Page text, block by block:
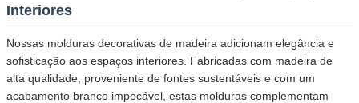
Interiores
Nossas molduras decorativas de madeira adicionam elegância e
sofisticação aos espaços interiores. Fabricadas com madeira de
alta qualidade, proveniente de fontes sustentáveis e com um
acabamento branco impecável, estas molduras complementam